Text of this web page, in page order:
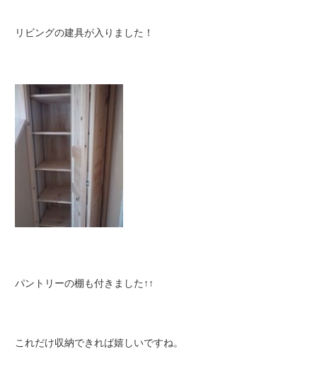
リビングの建具が入りました！
パントリーの棚も付きました↑↑
これだけ収納できれば嬉しいですね。